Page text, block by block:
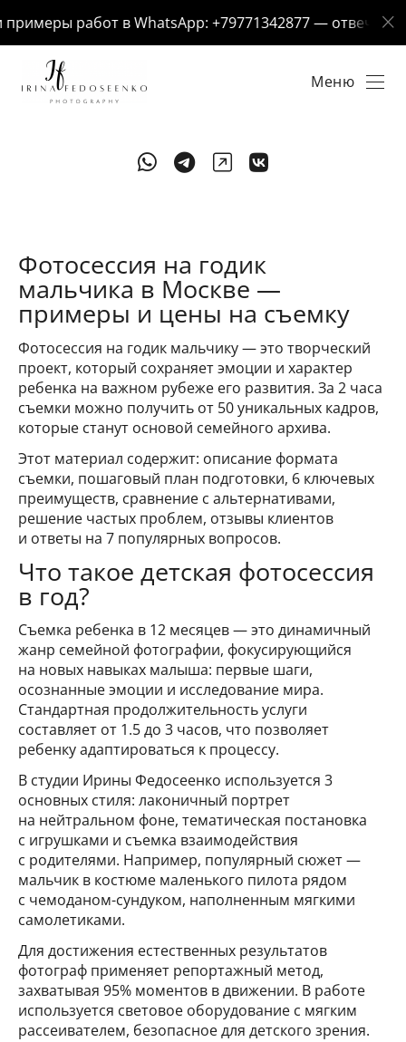
работ в WhatsApp: +79771342877 — отвечу за 5
Меню
Фотосессия на годик
мальчика в Москве —
примеры и цены на съемку
Фотосессия на годик мальчику — это творческий
проект, который сохраняет эмоции и характер
ребенка на важном рубеже его развития. За 2 часа
съемки можно получить от 50 уникальных кадров,
которые станут основой семейного архива.
Этот материал содержит: описание формата
съемки, пошаговый план подготовки, 6 ключевых
преимуществ, сравнение с альтернативами,
решение частых проблем, отзывы клиентов
и ответы на 7 популярных вопросов.
Что такое детская фотосессия
в год?
Съемка ребенка в 12 месяцев — это динамичный
жанр семейной фотографии, фокусирующийся
на новых навыках малыша: первые шаги,
осознанные эмоции и исследование мира.
Стандартная продолжительность услуги
составляет от 1.5 до 3 часов, что позволяет
ребенку адаптироваться к процессу.
В студии Ирины Федосеенко используется 3
основных стиля: лаконичный портрет
на нейтральном фоне, тематическая постановка
с игрушками и съемка взаимодействия
с родителями. Например, популярный сюжет —
мальчик в костюме маленького пилота рядом
с чемоданом-сундуком, наполненным мягкими
самолетиками.
Для достижения естественных результатов
фотограф применяет репортажный метод,
захватывая 95% моментов в движении. В работе
используется световое оборудование с мягким
рассеивателем, безопасное для детского зрения.